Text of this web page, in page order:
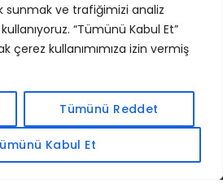
sunmak ve trafiğimizi analiz
“Tümünü Kabul Et”
çerez kullanımımıza izin vermiş
Tümünü Reddet
Kabul Et
MAXIMUMPCGUIDES